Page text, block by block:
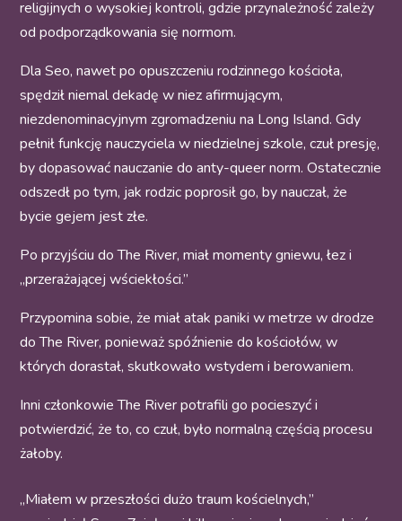
religijnych o wysokiej kontroli, gdzie przynależność zależy
od podporządkowania się normom.
Dla Seo, nawet po opuszczeniu rodzinnego kościoła,
spędził niemal dekadę w niez afirmującym,
niezdenominacyjnym zgromadzeniu na Long Island. Gdy
pełnił funkcję nauczyciela w niedzielnej szkole, czuł presję,
by dopasować nauczanie do anty-queer norm. Ostatecznie
odszedł po tym, jak rodzic poprosił go, by nauczał, że
bycie gejem jest złe.
Po przyjściu do The River, miał momenty gniewu, łez i
„przerażającej wściekłości.”
Przypomina sobie, że miał atak paniki w metrze w drodze
do The River, ponieważ spóźnienie do kościołów, w
których dorastał, skutkowało wstydem i berowaniem.
Inni członkowie The River potrafili go pocieszyć i
potwierdzić, że to, co czuł, było normalną częścią procesu
żałoby.
„Miałem w przeszłości dużo traum kościelnych,”